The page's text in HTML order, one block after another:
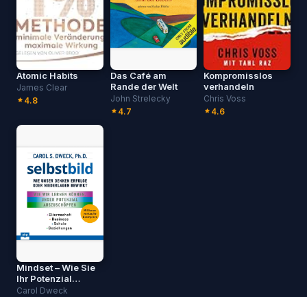
Atomic Habits
James Clear
4.8
Das Café am
Rande der Welt
John Strelecky
4.7
Kompromisslos
verhandeln
Chris Voss
4.6
Mindset – Wie Sie
Ihr Potenzial
nutzen
Carol Dweck